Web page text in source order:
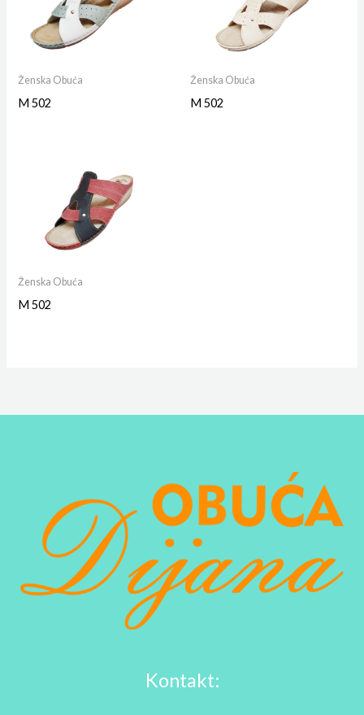
Ženska Obuća
M 502
Ženska Obuća
M 502
Ženska Obuća
M 502
Kontakt: